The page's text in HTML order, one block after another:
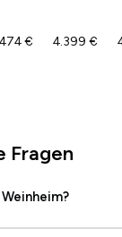
€ 4.399 €
Fragen